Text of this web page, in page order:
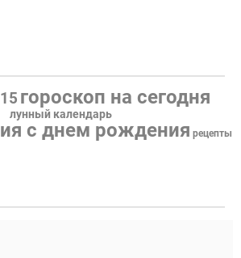
гороскоп на сегодня
лунный календарь
с днем рождения рецепты